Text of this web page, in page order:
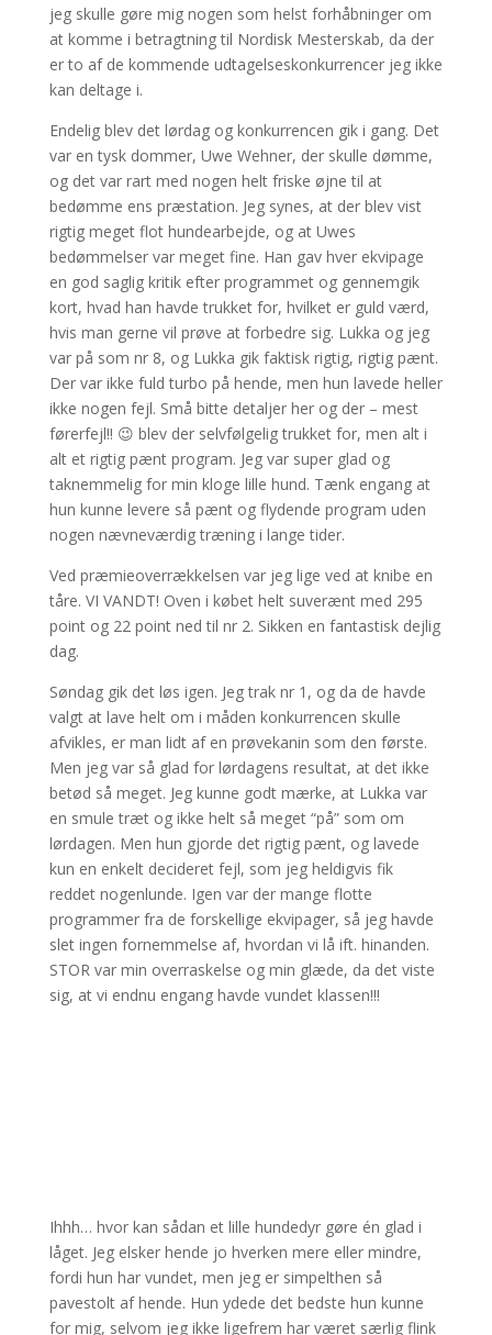
jeg skulle gøre mig nogen som helst forhåbninger om
at komme i betragtning til Nordisk Mesterskab, da der
er to af de kommende udtagelseskonkurrencer jeg ikke
kan deltage i.
Endelig blev det lørdag og konkurrencen gik i gang. Det
var en tysk dommer, Uwe Wehner, der skulle dømme,
og det var rart med nogen helt friske øjne til at
bedømme ens præstation. Jeg synes, at der blev vist
rigtig meget flot hundearbejde, og at Uwes
bedømmelser var meget fine. Han gav hver ekvipage
en god saglig kritik efter programmet og gennemgik
kort, hvad han havde trukket for, hvilket er guld værd,
hvis man gerne vil prøve at forbedre sig. Lukka og jeg
var på som nr 8, og Lukka gik faktisk rigtig, rigtig pænt.
Der var ikke fuld turbo på hende, men hun lavede heller
ikke nogen fejl. Små bitte detaljer her og der – mest
førerfejl!! 😉 blev der selvfølgelig trukket for, men alt i
alt et rigtig pænt program. Jeg var super glad og
taknemmelig for min kloge lille hund. Tænk engang at
hun kunne levere så pænt og flydende program uden
nogen nævneværdig træning i lange tider.
Ved præmieoverrækkelsen var jeg lige ved at knibe en
tåre. VI VANDT! Oven i købet helt suverænt med 295
point og 22 point ned til nr 2. Sikken en fantastisk dejlig
dag.
Søndag gik det løs igen. Jeg trak nr 1, og da de havde
valgt at lave helt om i måden konkurrencen skulle
afvikles, er man lidt af en prøvekanin som den første.
Men jeg var så glad for lørdagens resultat, at det ikke
betød så meget. Jeg kunne godt mærke, at Lukka var
en smule træt og ikke helt så meget “på” som om
lørdagen. Men hun gjorde det rigtig pænt, og lavede
kun en enkelt decideret fejl, som jeg heldigvis fik
reddet nogenlunde. Igen var der mange flotte
programmer fra de forskellige ekvipager, så jeg havde
slet ingen fornemmelse af, hvordan vi lå ift. hinanden.
STOR var min overraskelse og min glæde, da det viste
sig, at vi endnu engang havde vundet klassen!!!
Ihhh… hvor kan sådan et lille hundedyr gøre én glad i
låget. Jeg elsker hende jo hverken mere eller mindre,
fordi hun har vundet, men jeg er simpelthen så
pavestolt af hende. Hun ydede det bedste hun kunne
for mig, selvom jeg ikke ligefrem har været særlig flink